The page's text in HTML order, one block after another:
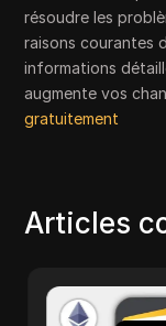
résoudre les
raisons courantes
informations
augmente vos
gratuitement
Articles